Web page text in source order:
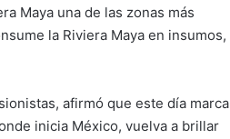
Maya una de las zonas más
la Riviera Maya en insumos,
afirmó que este día marca
inicia México, vuelva a brillar